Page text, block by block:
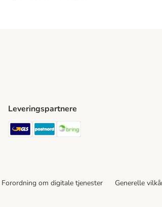
Method
Leveringspartnere
GLS Shipping Method
Postnord Shipping Method
Forordning om digitale tjenester Generelle